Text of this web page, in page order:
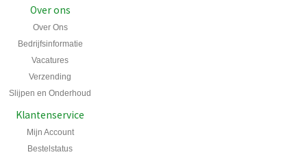
Over ons
Over Ons
Bedrijfsinformatie
Vacatures
Verzending
Slijpen en Onderhoud
Klantenservice
Mijn Account
Bestelstatus